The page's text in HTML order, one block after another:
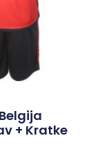
+ Kratke